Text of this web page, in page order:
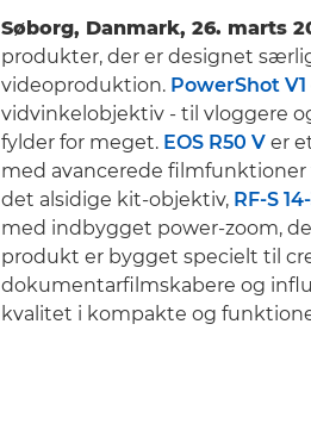
Søborg, Danmark, 26. marts
produkter, der er designet
videoproduktion. PowerShot V1
vidvinkelobjektiv - til vloggere
fylder for meget. EOS R50 V er
med avancerede
det alsidige kit-objektiv, RF-S
med indbygget power-zoom,
produkt er bygget specielt til
dokumentarfilmskabere og
kvalitet i kompakte og